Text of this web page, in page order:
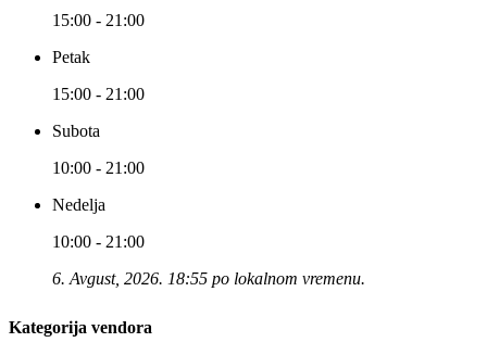
15:00 - 21:00
Petak
15:00 - 21:00
Subota
10:00 - 21:00
Nedelja
10:00 - 21:00
6. Avgust, 2026. 18:55 po lokalnom vremenu.
Kategorija vendora